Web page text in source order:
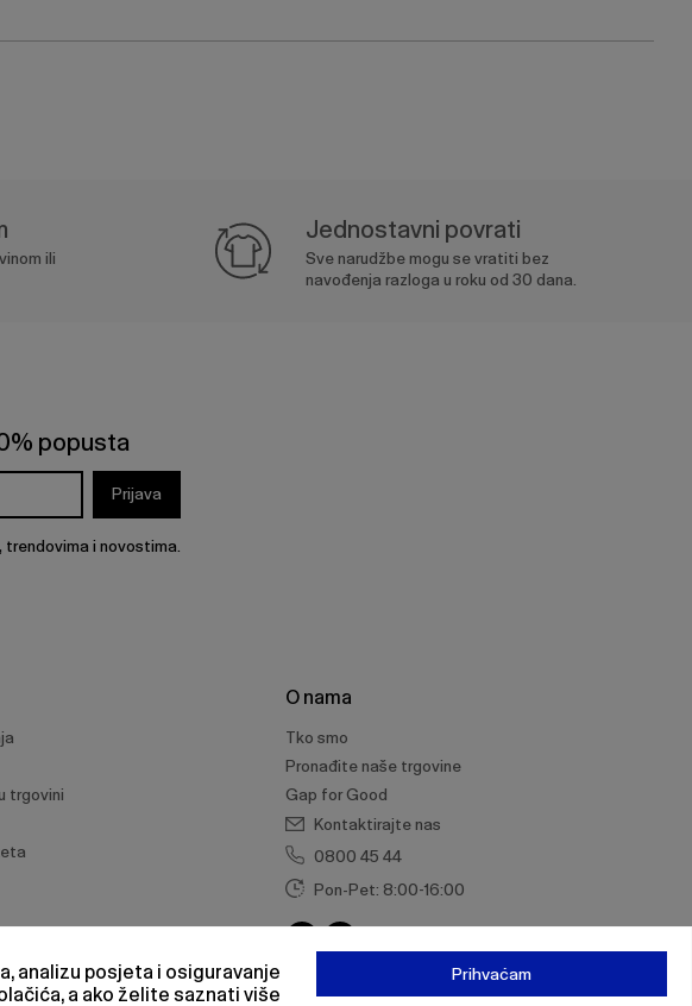
ili
Jednostavni povrati
Sve narudžbe mogu se vratiti bez
navođenja razloga u roku od 30 dana.
popusta
Prijava
i novostima.
trgovini
O nama
Tko smo
Pronađite naše trgovine
Gap for Good
Kontaktirajte nas
0800 45 44
Pon-Pet: 8:00-16:00
analizu posjeta i osiguravanje
a ako želite saznati više
Prihvaćam